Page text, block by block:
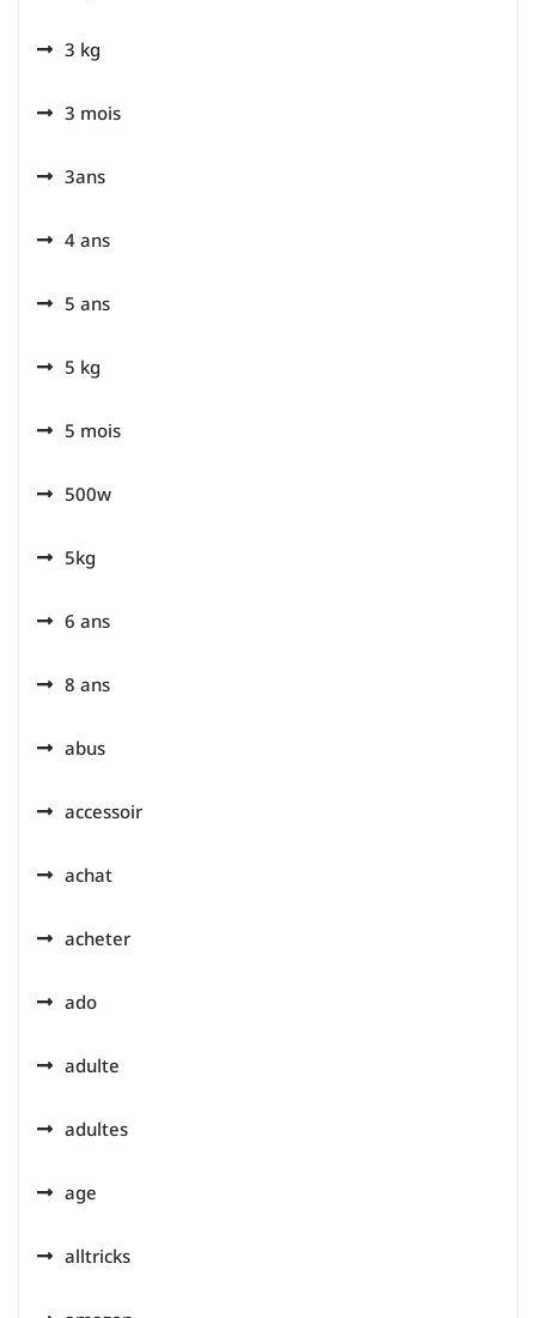
3 kg
3 mois
3ans
4 ans
5 ans
5 kg
5 mois
500w
5kg
6 ans
8 ans
abus
accessoir
achat
acheter
ado
adulte
adultes
age
alltricks